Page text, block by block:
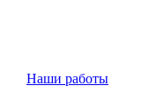
Наши работы